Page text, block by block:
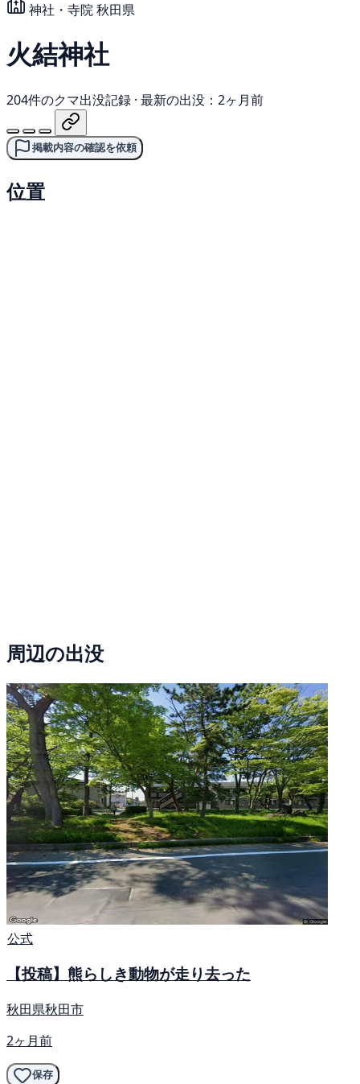
神社・寺院秋田県
火結神社
204件のクマ出没記録 · 最新の出没：2ヶ月前
掲載内容の確認を依頼
位置
周辺の出没
公式
【投稿】熊らしき動物が走り去った
秋田県秋田市
2ヶ月前
保存